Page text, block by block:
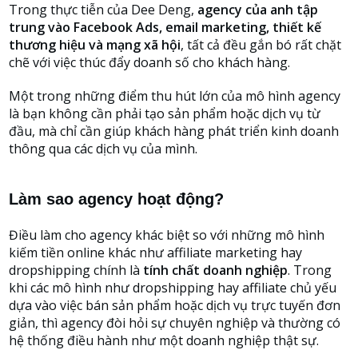
Trong thực tiễn của Dee Deng, agency của anh tập
trung vào Facebook Ads, email marketing, thiết kế
thương hiệu và mạng xã hội, tất cả đều gắn bó rất chặt
chẽ với việc thúc đẩy doanh số cho khách hàng.
Một trong những điểm thu hút lớn của mô hình agency
là bạn không cần phải tạo sản phẩm hoặc dịch vụ từ
đầu, mà chỉ cần giúp khách hàng phát triển kinh doanh
thông qua các dịch vụ của mình.
Làm sao agency hoạt động?
Điều làm cho agency khác biệt so với những mô hình
kiếm tiền online khác như affiliate marketing hay
dropshipping chính là tính chất doanh nghiệp. Trong
khi các mô hình như dropshipping hay affiliate chủ yếu
dựa vào việc bán sản phẩm hoặc dịch vụ trực tuyến đơn
giản, thì agency đòi hỏi sự chuyên nghiệp và thường có
hệ thống điều hành như một doanh nghiệp thật sự.